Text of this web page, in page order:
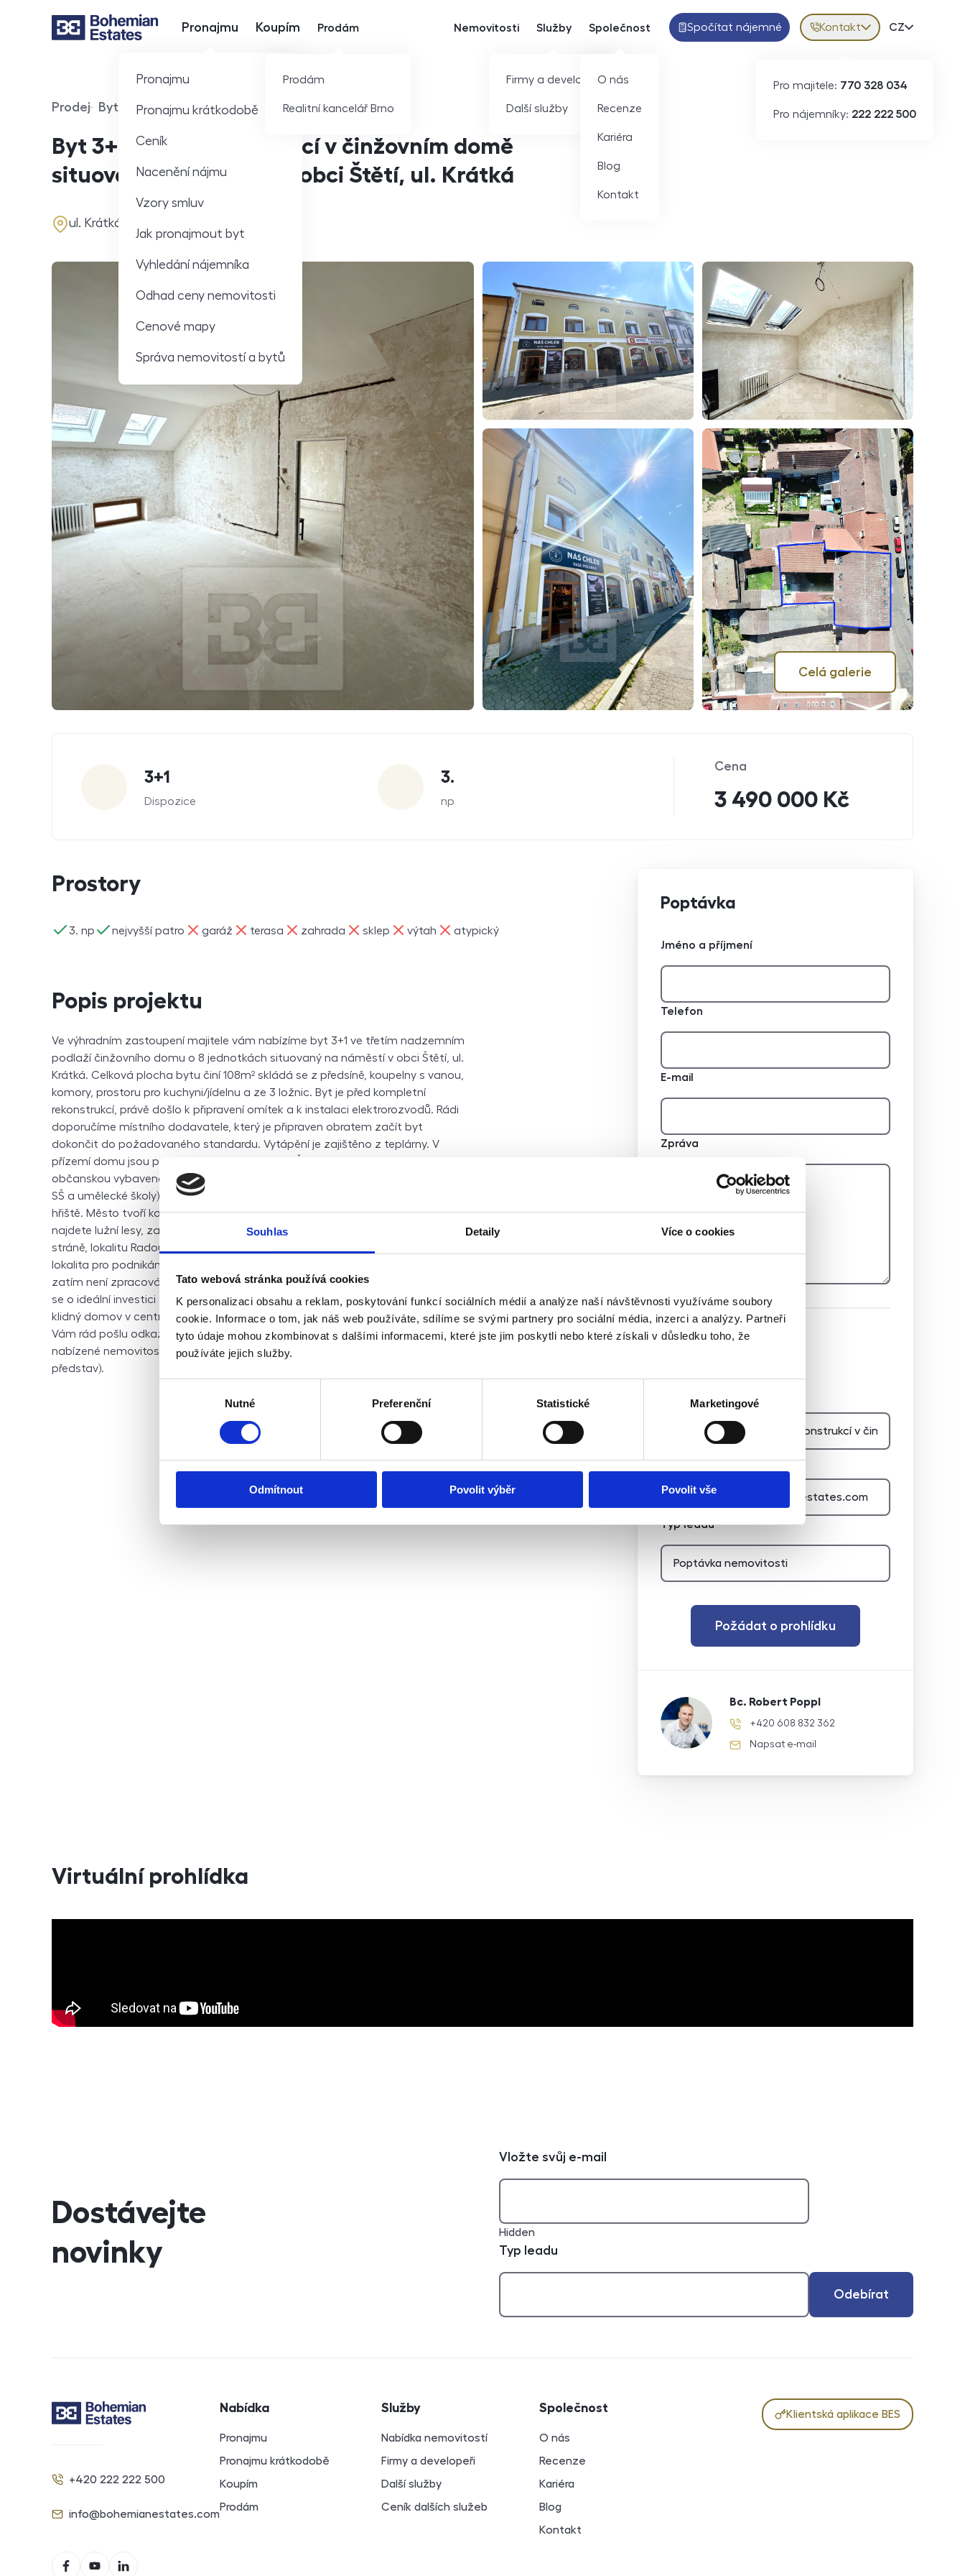
Souhlas Detaily Více o cookies
Tato webová stránka používá cookies
K personalizaci obsahu a reklam, poskytování funkcí sociálních médií a analýze naší návštěvnosti využíváme soubory
cookie. Informace o tom, jak náš web používáte, sdílíme se svými partnery pro sociální média, inzerci a analýzy. Partneři
tyto údaje mohou zkombinovat s dalšími informacemi, které jste jim poskytli nebo které získali v důsledku toho, že
používáte jejich služby.
Nutné Preferenční Statistické Marketingové
Odmítnout Povolit výběr Povolit vše
Hlavní nabídka
Pronajmu
Pronajmu
Pronajmu krátkodobě
Ceník
Nacenění nájmu
Vzory smluv
Jak pronajmout byt
Vyhledání nájemníka
Odhad ceny nemovitosti
Cenové mapy
Správa nemovitostí a bytů
Koupím Prodám
Prodám
Realitní kancelář Brno
Nemovitosti Služby
Firmy a developeři
Další služby
Společnost
O nás
Recenze
Kariéra
Blog
Kontakt
Spočítat nájemné Kontakt
Pro majitele: 770 328 034
Pro nájemníky: 222 222 500
Volba
CZ
N09185
Celá galerie
Typ nabídky
Prodej
Typ nemovitosti
Byt
Virtuální prohlídka
360° video
Byt 3+1 před rekonstrukcí v činžovním domě
situovaný na náměstí v obci Štětí, ul. Krátká
adresa
ul. Krátká, Štětí
Dispozice
3+1
np
3.
Cena
3 490 000 Kč
Prostory
3. np
ano nejvyšší patro
ano garáž
ne terasa
ne zahrada
ne sklep
ne výtah
ne atypický
ne
Popis projektu
Ve výhradním zastoupení majitele vám nabízíme byt 3+1 ve třetím nadzemním
podlaží činžovního domu o 8 jednotkách situovaný na náměstí v obci Štětí, ul.
Krátká. Celková plocha bytu činí 108m² skládá se z předsíně, koupelny s vanou,
komory, prostoru pro kuchyni/jídelnu a ze 3 ložnic. Byt je před kompletní
rekonstrukcí, právě došlo k připravení omítek a k instalaci elektrorozvodů. Rádi
doporučíme místního dodavatele, který je připraven obratem začít byt
dokončit do požadovaného standardu. Vytápění je zajištěno z teplárny. V
přízemí domu jsou potraviny a pekárna. Obec Štětí má velmi dobrou
občanskou vybavenost — státní úřady, zdravotní zařízení, školy (včetně VOŠ,
SŠ a umělecké školy), knihovnu, kino, kulturní centrum, sportoviště a dětská
hřiště. Město tvoří kombinaci moderního zázemí a krásné přírody. V okolí
najdete lužní lesy, zajímavé geologické lokality (např. Přírodní památku Bílé
stráně, lokalitu Radouň), rozsáhlé lesy i CHKO Kokořínsko – Máchův kraj. Ideální
lokalita pro podnikání, bydlení i rekreaci s vysokým standardem služeb. PENB
zatím není zpracováno, vzhledem k nízké spotřebě zatím uvedeno „D“. Jedná
se o ideální investici za účelem následného pronájmu, případně jako váš nový
klidný domov v centrální části města. Nechcete ztrácet čas? V případě zájmu
Vám rád pošlu odkaz na virtuální prohlídku, abyste měli úplnou představu o
nabízené nemovitosti (360° prohlídka s možností orientace ve videu dle vašich
představ).
Virtuální prohlídka
Poptávka
Jméno a příjmení
Telefon
E-mail
Zpráva
Hidden
E-mail agenta
Typ leadu
Požádat o prohlídku
Bc. Robert Poppl
telefonní číslo
+420 608 832 362
e-mail
Napsat e-mail
Dostávejte
novinky
Vložte svůj e-mail
Hidden
Typ leadu
Odebírat
Telefon
+420 222 222 500
E-mail
info@bohemianestates.com
FacebookYouTubeLinkedIn
Navigace v zápatí
Nabídka
Pronajmu
Pronajmu krátkodobě
Koupím
Prodám
Služby
Nabídka nemovitostí
Firmy a developeři
Další služby
Ceník dalších služeb
Společnost
O nás
Recenze
Kariéra
Blog
Kontakt
Klientská aplikace BES